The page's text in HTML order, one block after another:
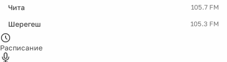
Чита 105.7 FM
Шерегеш 105.3 FM
Расписание